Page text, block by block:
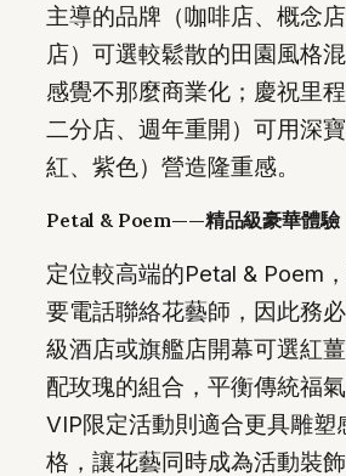
主導的品牌（咖啡店、概念
店）可選較鬆散的田園風格
感覺不那麼商業化；慶祝里
二分店、週年重開）可用深
紅、紫色）營造隆重感。
Petal & Poem——精品級豪華體驗
定位較高端的Petal & Poem
要電話聯絡花藝師，因此務
級酒店或旗艦店開幕可選紅薑
配玫瑰的組合，平衡傳統福
VIP限定活動則適合更具雕塑
格，讓花藝同時成為活動裝飾